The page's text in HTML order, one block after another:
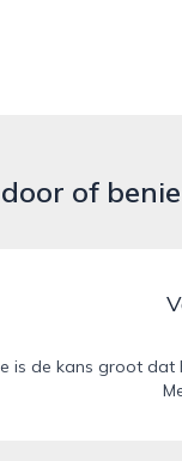
of
is de kans groot dat